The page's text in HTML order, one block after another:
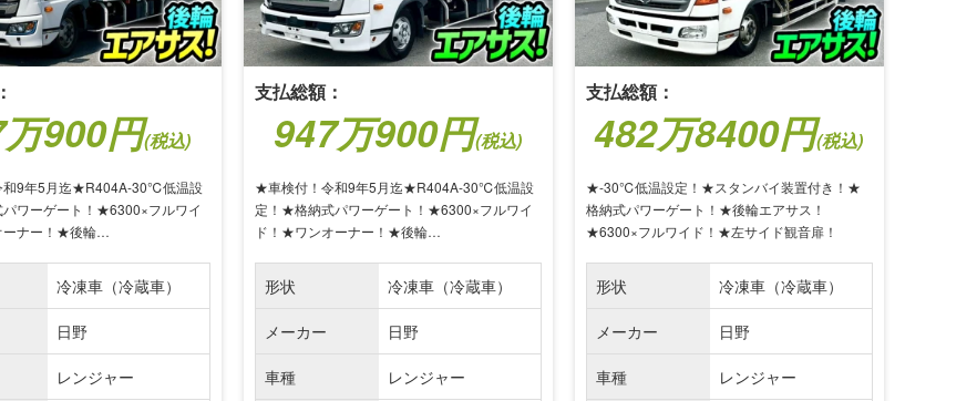
900円(税込)
9年5月迄★R404A-30℃低温設
ワーゲート！★6300×フルワイ
ーナー！★後輪…
冷凍車（冷蔵車）
日野
レンジャー
支払総額：
947万900円(税込)
★車検付！令和9年5月迄★R404A-30℃低温設
定！★格納式パワーゲート！★6300×フルワイ
ド！★ワンオーナー！★後輪…
形状
冷凍車（冷蔵車）
メーカー
日野
車種
レンジャー
支払総額：
482万8400円(税込)
★-30℃低温設定！★スタンバイ装置付き！★
格納式パワーゲート！★後輪エアサス！
★6300×フルワイド！★左サイド観音扉！
形状
冷凍車（冷蔵車）
メーカー
日野
車種
レンジャー